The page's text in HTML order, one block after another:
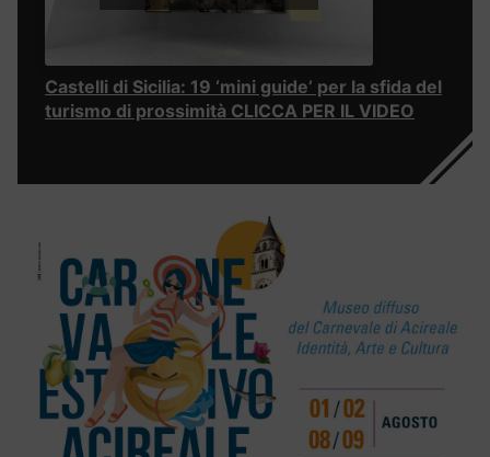
Castelli di Sicilia: 19 ‘mini guide’ per la sfida del
turismo di prossimità CLICCA PER IL VIDEO